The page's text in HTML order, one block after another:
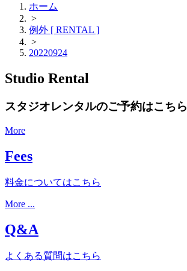
ホーム
>
例外 [ RENTAL ]
>
20220924
Studio Rental
スタジオレンタルのご予約はこちら
More
Fees
料金についてはこちら
More ...
Q&A
よくある質問はこちら